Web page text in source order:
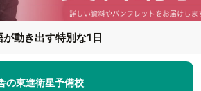
動き出す特別な1日
の東進衛星予備校